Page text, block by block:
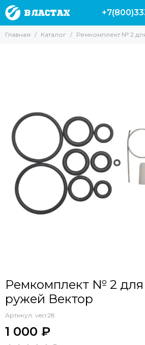
Главная Каталог Ремкомплект № 2
Ремкомплект № 2
ружей Вектор
Артикул: vecr28
1 000 ₽